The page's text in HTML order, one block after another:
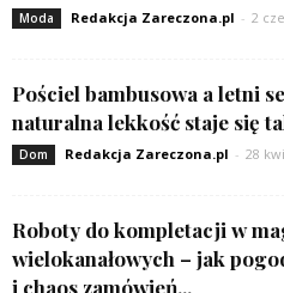
Moda Redakcja Zareczona.pl - 2
Pościel bambusowa a letni
naturalna lekkość staje się
Dom Redakcja Zareczona.pl - 28
Roboty do kompletacji w
wielokanałowych – jak
i chaos zamówień...